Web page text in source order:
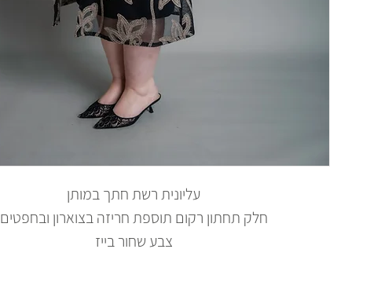
עליונית רשת חתך במותן
חלק תחתון רקום תוספת חריזה בצוארון ובחפטים
צבע שחור בייז